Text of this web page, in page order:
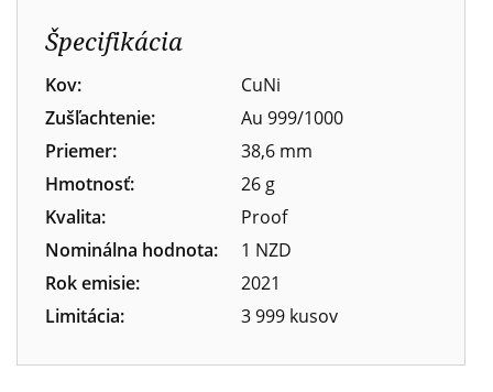
Špecifikácia
Kov:
CuNi
Zušľachtenie:
Au 999/1000
Priemer:
38,6 mm
Hmotnosť:
26 g
Kvalita:
Proof
Nominálna hodnota:
1 NZD
Rok emisie:
2021
Limitácia:
3 999 kusov